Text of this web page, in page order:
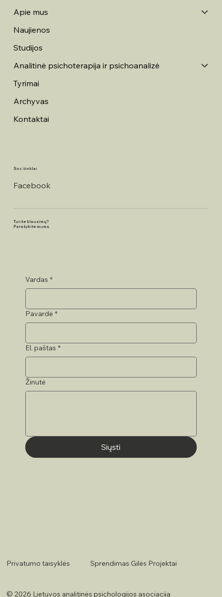
Apie mus
Naujienos
Studijos
Analitinė psichoterapija ir psichoanalizė
Tyrimai
Archyvas
Kontaktai
Soc. tinklai
Facebook
Turite klausimų?
Parašykite mums.
Vardas *
Pavardė *
El. paštas *
Žinutė
Siųsti
Privatumo taisyklės Sprendimas Gilės Projektai
© 2026 Lietuvos analitinės psichologijos asociacija